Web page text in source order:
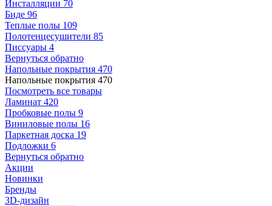
Инсталляции 70
Биде 96
Теплые полы 109
Полотенцесушители 85
Писсуары 4
Вернуться обратно
Напольные покрытия 470
Напольные покрытия 470
Посмотреть все товары
Ламинат 420
Пробковые полы 9
Виниловые полы 16
Паркетная доска 19
Подложки 6
Вернуться обратно
Акции
Новинки
Бренды
3D-дизайн